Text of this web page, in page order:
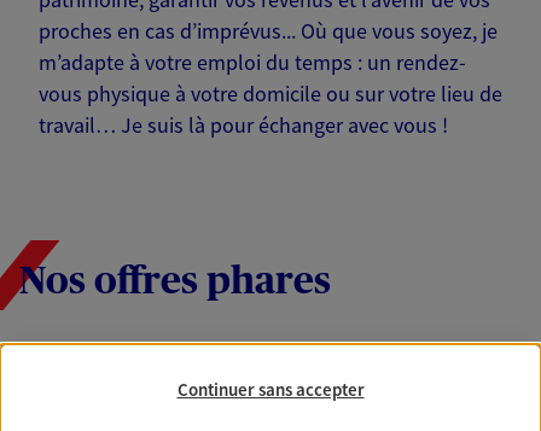
proches en cas d’imprévus... Où que vous soyez, je
m’adapte à votre emploi du temps : un rendez-
vous physique à votre domicile ou sur votre lieu de
travail… Je suis là pour échanger avec vous !
Nos offres phares
ÉpargneContinuer sans accepter